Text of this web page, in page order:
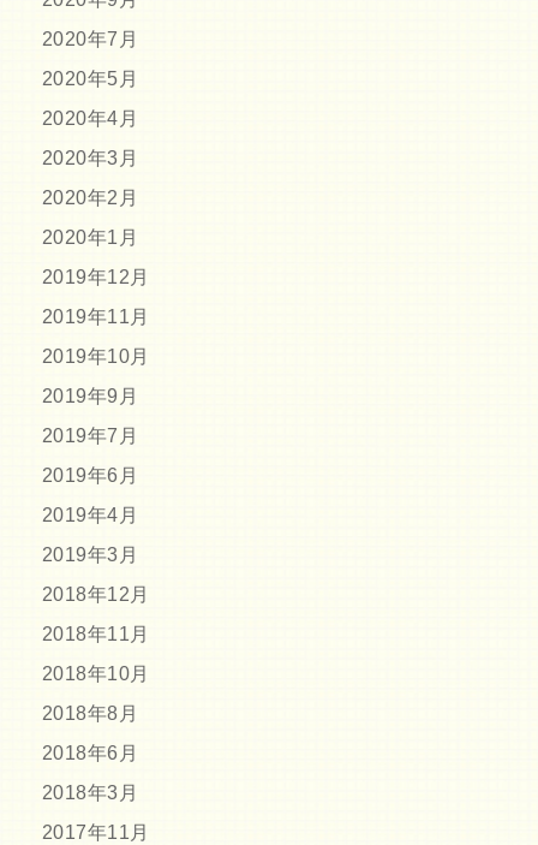
2020年7月
2020年5月
2020年4月
2020年3月
2020年2月
2020年1月
2019年12月
2019年11月
2019年10月
2019年9月
2019年7月
2019年6月
2019年4月
2019年3月
2018年12月
2018年11月
2018年10月
2018年8月
2018年6月
2018年3月
2017年11月